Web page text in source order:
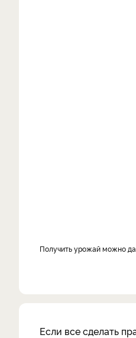
получить урожай можно
Если все сделать